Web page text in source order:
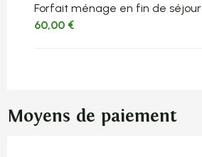
Forfait ménage en fin de séjour
60,00 €
Moyens de paiement